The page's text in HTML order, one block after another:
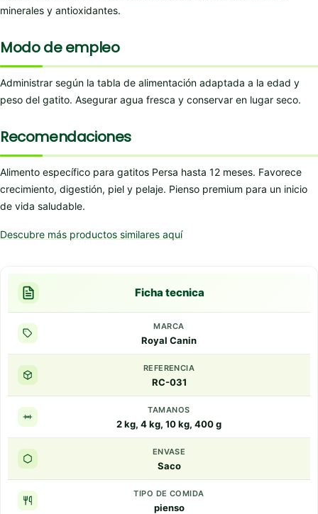
minerales y antioxidantes.
Modo de empleo
Administrar según la tabla de alimentación adaptada a la edad y
peso del gatito. Asegurar agua fresca y conservar en lugar seco.
Recomendaciones
Alimento específico para gatitos Persa hasta 12 meses. Favorece
crecimiento, digestión, piel y pelaje. Pienso premium para un inicio
de vida saludable.
Descubre más productos similares aquí
Ficha tecnica
MARCA
Royal Canin
REFERENCIA
RC-031
TAMANOS
2 kg, 4 kg, 10 kg, 400 g
ENVASE
Saco
TIPO DE COMIDA
pienso